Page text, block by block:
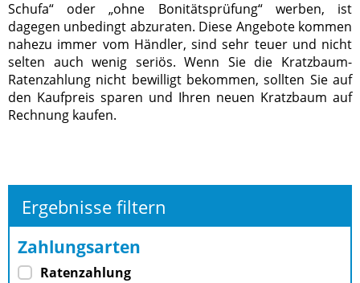
Schufa“ oder „ohne Bonitätsprüfung“ werben, ist
dagegen unbedingt abzuraten. Diese Angebote kommen
nahezu immer vom Händler, sind sehr teuer und nicht
selten auch wenig seriös. Wenn Sie die Kratzbaum-
Ratenzahlung nicht bewilligt bekommen, sollten Sie auf
den Kaufpreis sparen und Ihren neuen Kratzbaum auf
Rechnung kaufen.
Ergebnisse filtern
Zahlungsarten
Ratenzahlung